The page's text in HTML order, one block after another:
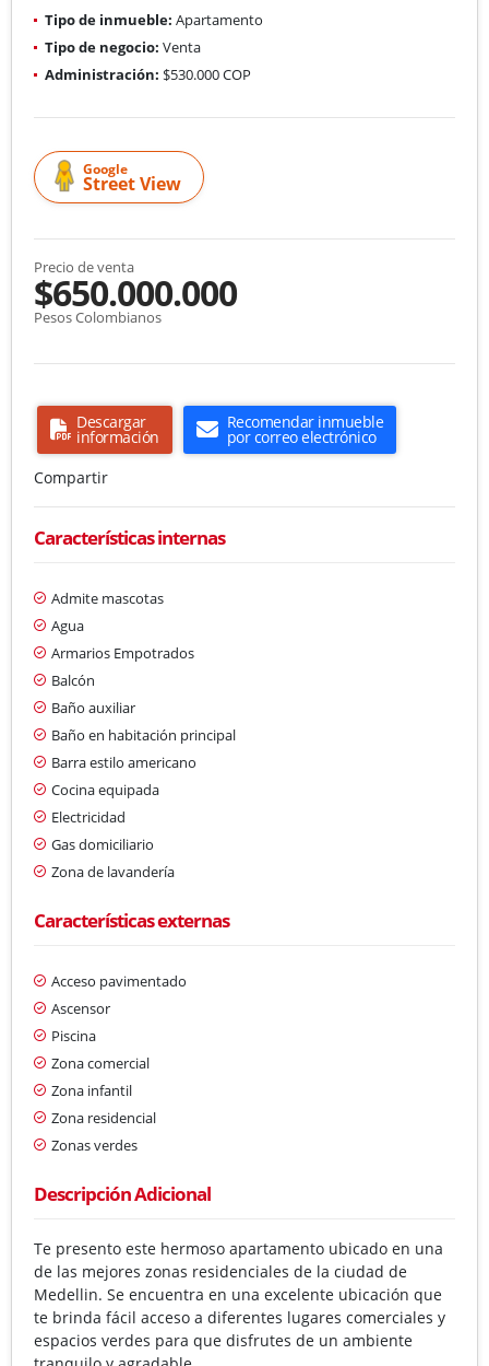
Tipo de inmueble: Apartamento
Tipo de negocio: Venta
Administración: $530.000 COP
Google
Street View
Precio de venta
$650.000.000
Pesos Colombianos
Descargar
información
Recomendar inmueble
por correo electrónico
Compartir
Características internas
Admite mascotas
Agua
Armarios Empotrados
Balcón
Baño auxiliar
Baño en habitación principal
Barra estilo americano
Cocina equipada
Electricidad
Gas domiciliario
Zona de lavandería
Características externas
Acceso pavimentado
Ascensor
Piscina
Zona comercial
Zona infantil
Zona residencial
Zonas verdes
Descripción Adicional
Te presento este hermoso apartamento ubicado en una
de las mejores zonas residenciales de la ciudad de
Medellin. Se encuentra en una excelente ubicación que
te brinda fácil acceso a diferentes lugares comerciales y
espacios verdes para que disfrutes de un ambiente